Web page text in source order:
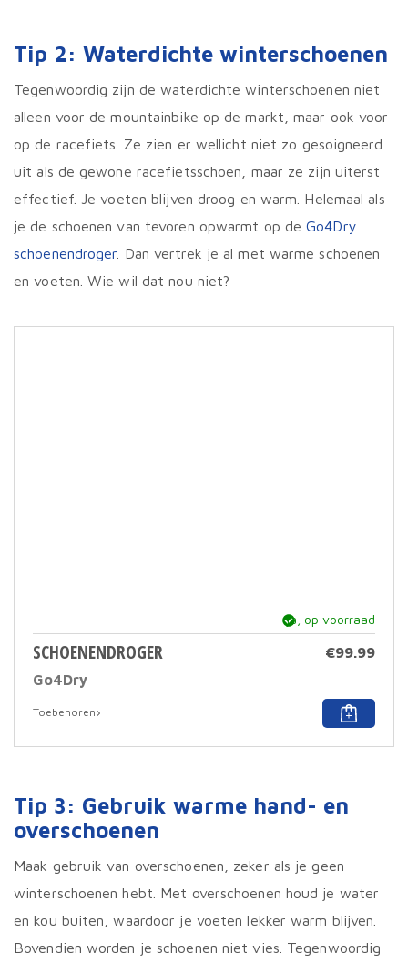
Tip 2: Waterdichte winterschoenen
Tegenwoordig zijn de waterdichte winterschoenen niet
alleen voor de mountainbike op de markt, maar ook voor
op de racefiets. Ze zien er wellicht niet zo gesoigneerd
uit als de gewone racefietsschoen, maar ze zijn uiterst
effectief. Je voeten blijven droog en warm. Helemaal als
je de schoenen van tevoren opwarmt op deGo4Dry
schoenendroger . Dan vertrek je al met warme schoenen
en voeten. Wie wil dat nou niet?
ja, op voorraad
SCHOENENDROGER
Go4Dry
€99.99
Toebehoren
Dit
Tip 3: Gebruik warme hand- en
overschoenen
Maak gebruik van overschoenen, zeker als je geen
winterschoenen hebt. Met overschoenen houd je water
en kou buiten, waardoor je voeten lekker warm blijven.
Bovendien worden je schoenen niet vies. Tegenwoordig